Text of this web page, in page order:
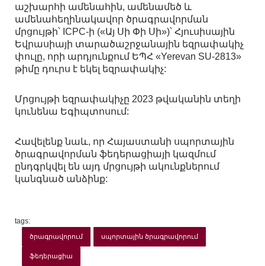
աշխարհի ամենահին, ամենամեծ և
ամենահեղինակավոր ծրագրավորման
մրցույթի՝ ICPC-ի («Այ Սի Փի Սի»)՝ Հյուսիսային
Եվրասիայի տարածաշրջանային եզրափակիչ
փուլը, որի արդյունքում ԵՊՀ «Yerevan SU-2813»
թիմը դուրս է եկել եզրափակիչ:
Մրցույթի եզրափակիչը 2023 թվականին տեղի
կունենա Եգիպտոսում:
Հավելենք նաև, որ Հայաստանի սպորտային
ծրագրավորման ֆեդերացիայի կազմում
ընդգրկվել են այդ մրցույթի ակունքներում
կանգնած անձինք:
tags:
ծրագրավորում սպորտային ծրագրավորում
ֆեդերացիա